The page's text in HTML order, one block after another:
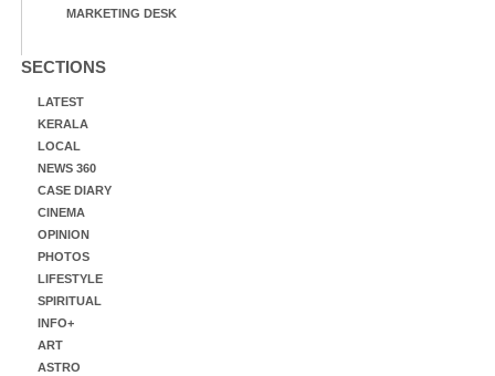
MARKETING DESK
SECTIONS
LATEST
KERALA
LOCAL
NEWS 360
CASE DIARY
CINEMA
OPINION
PHOTOS
LIFESTYLE
SPIRITUAL
INFO+
ART
ASTRO